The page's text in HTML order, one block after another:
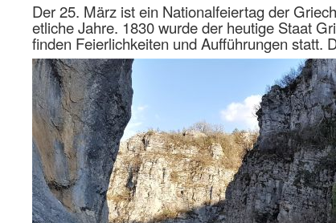
Der 25. März ist ein Nationalfeiertag der
etliche Jahre. 1830 wurde der heutige Staat
finden Feierlichkeiten und Aufführungen statt.